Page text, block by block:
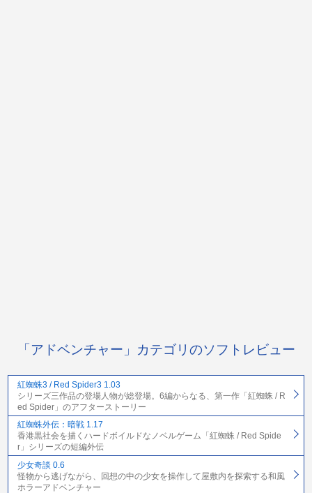
「アドベンチャー」カテゴリのソフトレビュー
紅蜘蛛3 / Red Spider3 1.03
シリーズ三作品の登場人物が総登場。6編からなる、第一作「紅蜘蛛 / R
ed Spider」のアフターストーリー
紅蜘蛛外伝：暗戦 1.17
香港黒社会を描くハードボイルドなノベルゲーム「紅蜘蛛 / Red Spide
r」シリーズの短編外伝
少女奇談 0.6
怪物から逃げながら、回想の中の少女を操作して屋敷内を探索する和風
ホラーアドベンチャー